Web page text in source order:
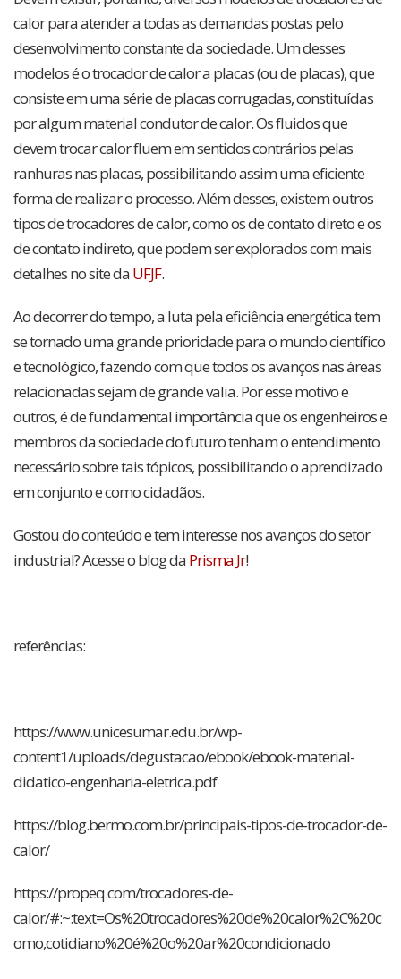
calor para atender a todas as demandas postas pelo
desenvolvimento constante da sociedade. Um desses
modelos é o trocador de calor a placas (ou de placas), que
consiste em uma série de placas corrugadas, constituídas
por algum material condutor de calor. Os fluidos que
devem trocar calor fluem em sentidos contrários pelas
ranhuras nas placas, possibilitando assim uma eficiente
forma de realizar o processo. Além desses, existem outros
tipos de trocadores de calor, como os de contato direto e os
de contato indireto, que podem ser explorados com mais
detalhes no site da UFJF.
Ao decorrer do tempo, a luta pela eficiência energética tem
se tornado uma grande prioridade para o mundo científico
e tecnológico, fazendo com que todos os avanços nas áreas
relacionadas sejam de grande valia. Por esse motivo e
outros, é de fundamental importância que os engenheiros e
membros da sociedade do futuro tenham o entendimento
necessário sobre tais tópicos, possibilitando o aprendizado
em conjunto e como cidadãos.
Gostou do conteúdo e tem interesse nos avanços do setor
industrial? Acesse o blog da Prisma Jr!
referências:
https://www.unicesumar.edu.br/wp-
content1/uploads/degustacao/ebook/ebook-material-
didatico-engenharia-eletrica.pdf
https://blog.bermo.com.br/principais-tipos-de-trocador-de-
calor/
https://propeq.com/trocadores-de-
calor/#:~:text=Os%20trocadores%20de%20calor%2C%20c
omo,cotidiano%20é%20o%20ar%20condicionado